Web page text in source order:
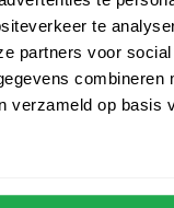
te
partners voor
combineren
verzameld op basis